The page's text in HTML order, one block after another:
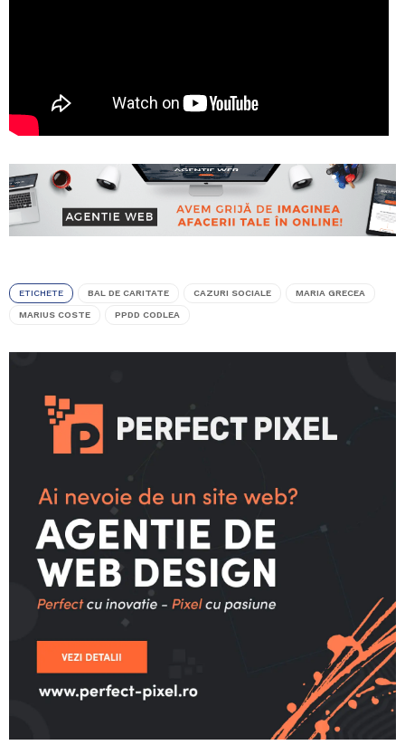
ETICHETE BAL DE CARITATE CAZURI SOCIALE MARIA GRECEA
MARIUS COSTE PPDD CODLEA